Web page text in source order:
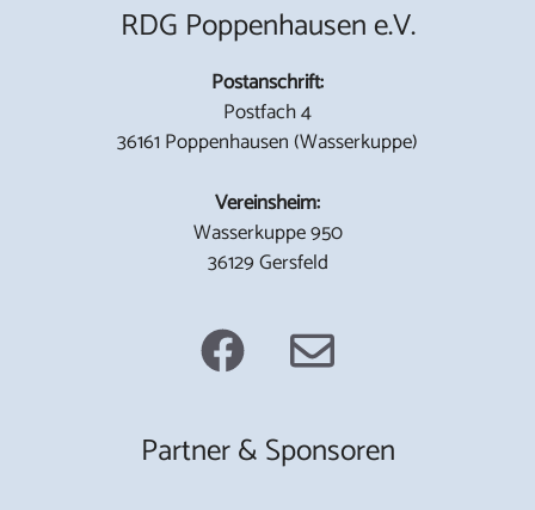
RDG Poppenhausen e.V.
Postanschrift:
Postfach 4
36161 Poppenhausen (Wasserkuppe)
Vereinsheim:
Wasserkuppe 950
36129 Gersfeld
Partner & Sponsoren